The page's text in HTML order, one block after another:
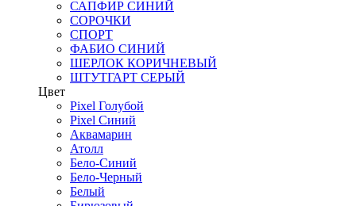
САПФИР СИНИЙ
СОРОЧКИ
СПОРТ
ФАБИО СИНИЙ
ШЕРЛОК КОРИЧНЕВЫЙ
ШТУТГАРТ СЕРЫЙ
Цвет
Pixel Голубой
Pixel Синий
Аквамарин
Атолл
Бело-Синий
Бело-Черный
Белый